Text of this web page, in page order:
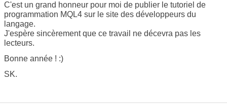
C'est un grand honneur pour moi de publier le tutoriel de
programmation MQL4 sur le site des développeurs du
langage.
J'espère sincèrement que ce travail ne décevra pas les
lecteurs.
Bonne année ! :)
SK.